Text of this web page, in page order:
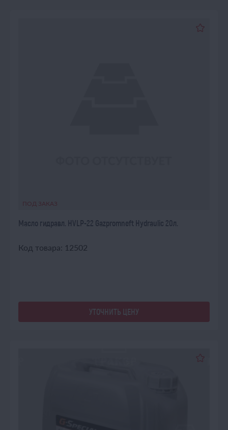
ПОД ЗАКАЗ
Масло гидравл. HVLP-22 Gazpromneft Hydraulic 20л.
Код товара: 12502
УТОЧНИТЬ ЦЕНУ